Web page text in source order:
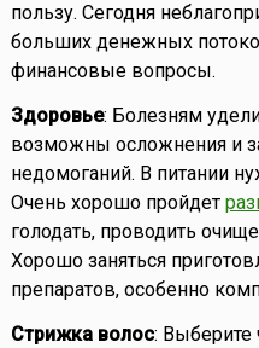
пользу. Сегодня
больших денежных
финансовые вопросы.
Здоровье: Болезням
возможны осложнения и
недомоганий. В питании
Очень хорошо пройдет
голодать, проводить
Хорошо заняться
препаратов, особенно
Стрижка волос: Выберите